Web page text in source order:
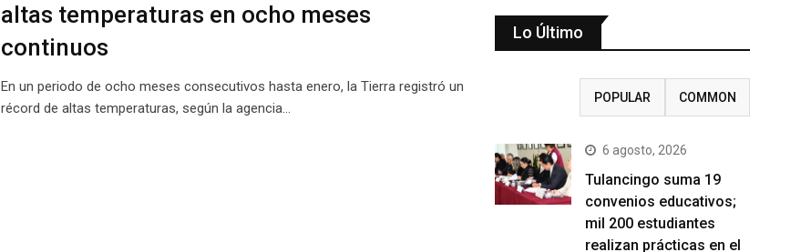
altas temperaturas en ocho meses
continuos
En un periodo de ocho meses consecutivos hasta enero, la Tierra registró un
récord de altas temperaturas, según la agencia…
Lo Último
POPULAR COMMON
6 agosto, 2026
Tulancingo suma 19
convenios educativos;
mil 200 estudiantes
realizan prácticas en el